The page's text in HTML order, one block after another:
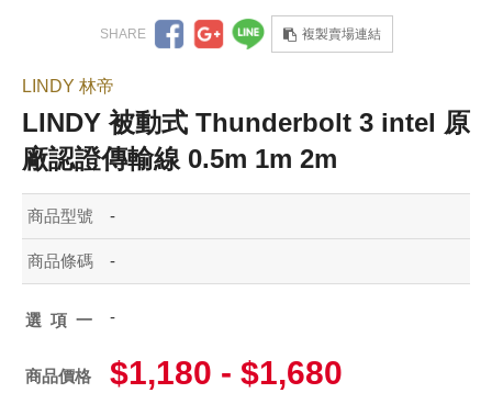
複製賣場連結
LINDY 林帝
LINDY 被動式 Thunderbolt 3 intel 原
廠認證傳輸線 0.5m 1m 2m
商品型號 -
商品條碼 -
選項一 -
商品價格 $1,180 - $1,680